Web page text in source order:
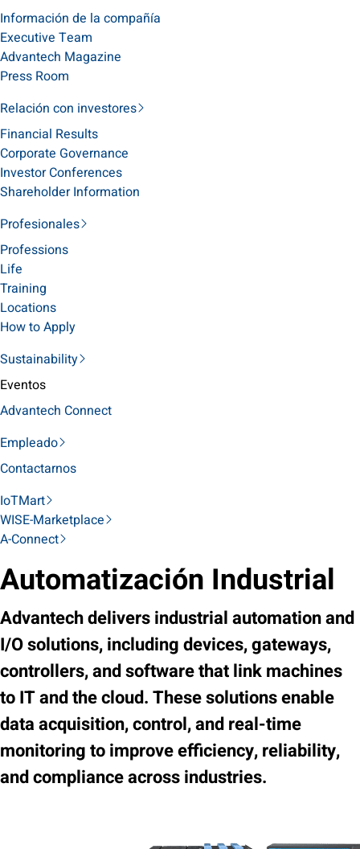
Información de la compañía
Executive Team
Advantech Magazine
Press Room
Relación con investores
Financial Results
Corporate Governance
Investor Conferences
Shareholder Information
Profesionales
Professions
Life
Training
Locations
How to Apply
Sustainability
Eventos
Advantech Connect
Empleado
Contactarnos
IoTMart
WISE-Marketplace
A-Connect
Automatización Industrial
Advantech delivers industrial automation and
I/O solutions, including devices, gateways,
controllers, and software that link machines
to IT and the cloud. These solutions enable
data acquisition, control, and real-time
monitoring to improve efficiency, reliability,
and compliance across industries.